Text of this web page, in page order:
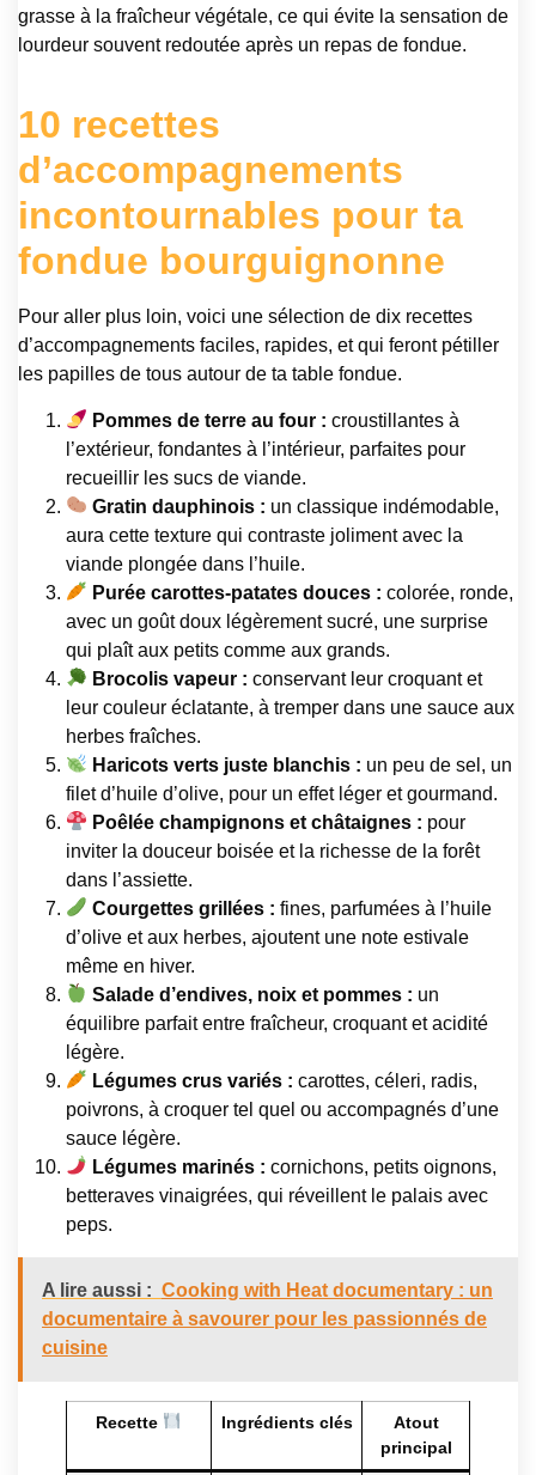
grasse à la fraîcheur végétale, ce qui évite la sensation de
lourdeur souvent redoutée après un repas de fondue.
10 recettes
d’accompagnements
incontournables pour ta
fondue bourguignonne
Pour aller plus loin, voici une sélection de dix recettes
d’accompagnements faciles, rapides, et qui feront pétiller
les papilles de tous autour de ta table fondue.
Pommes de terre au four : croustillantes à
l’extérieur, fondantes à l’intérieur, parfaites pour
recueillir les sucs de viande.
Gratin dauphinois : un classique indémodable,
aura cette texture qui contraste joliment avec la
viande plongée dans l’huile.
Purée carottes-patates douces : colorée, ronde,
avec un goût doux légèrement sucré, une surprise
qui plaît aux petits comme aux grands.
Brocolis vapeur : conservant leur croquant et
leur couleur éclatante, à tremper dans une sauce aux
herbes fraîches.
Haricots verts juste blanchis : un peu de sel, un
filet d’huile d’olive, pour un effet léger et gourmand.
Poêlée champignons et châtaignes : pour
inviter la douceur boisée et la richesse de la forêt
dans l’assiette.
Courgettes grillées : fines, parfumées à l’huile
d’olive et aux herbes, ajoutent une note estivale
même en hiver.
Salade d’endives, noix et pommes : un
équilibre parfait entre fraîcheur, croquant et acidité
légère.
Légumes crus variés : carottes, céleri, radis,
poivrons, à croquer tel quel ou accompagnés d’une
sauce légère.
Légumes marinés : cornichons, petits oignons,
betteraves vinaigrées, qui réveillent le palais avec
peps.
A lire aussi : Cooking with Heat documentary : un
documentaire à savourer pour les passionnés de
cuisine
Recette Ingrédients clés
Atout
principal